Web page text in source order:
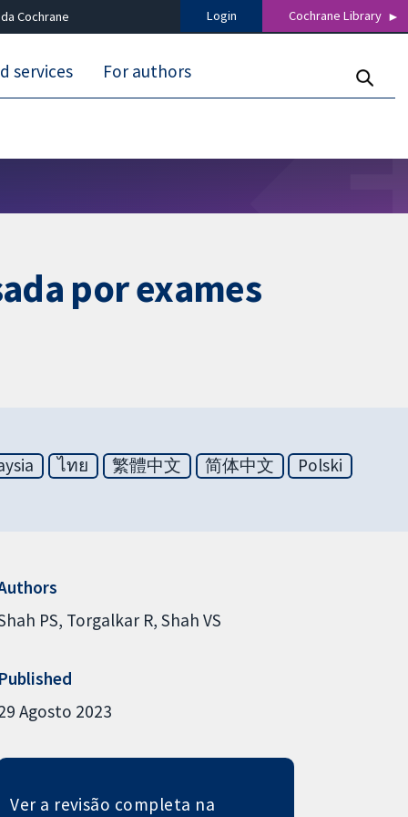
Cochrane Login Cochrane Library
services For authors
por exames
ไทย 繁體中文 简体中文
Polski
PS Torgalkar R Shah VS
Published
Agosto 2023
Ver a revisão completa na